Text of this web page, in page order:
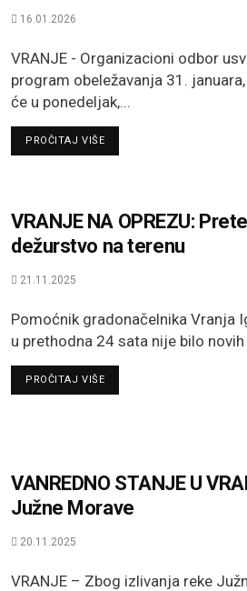
16.01.2026
VRANJE - Organizacioni odbor
program obeležavanja 31.
će u ponedeljak,...
PROČITAJ VIŠEDETAILS
VRANJE NA OPREZU:
dežurstvo na terenu
21.11.2025
Pomoćnik gradonačelnika Vranja
u prethodna 24 sata nije bilo
PROČITAJ VIŠEDETAILS
VANREDNO STANJE U
Južne Morave
20.11.2025
VRANJE – Zbog izlivanja reke